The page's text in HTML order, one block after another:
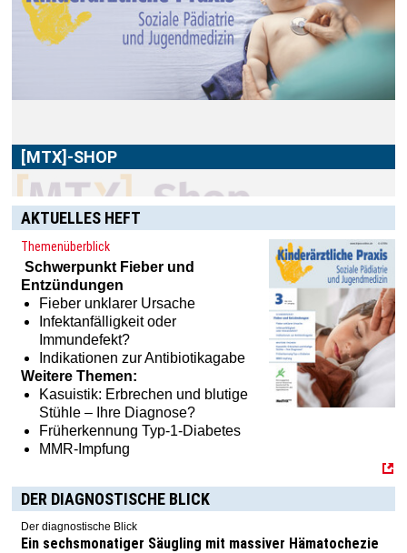
finden Sie alle Produkte aus unserem
AKTUELLES HEFT
Themenüberblick
Schwerpunkt Fieber und
Entzündungen
Fieber unklarer Ursache
Infektanfälligkeit oder
Immundefekt?
Indikationen zur Antibiotikagabe
Weitere Themen:
Kasuistik: Erbrechen und blutige
Stühle – Ihre Diagnose?
Früherkennung Typ-1-Diabetes
MMR-Impfung
DER DIAGNOSTISCHE BLICK
Der diagnostische Blick
Ein sechsmonatiger Säugling mit massiver Hämatochezie